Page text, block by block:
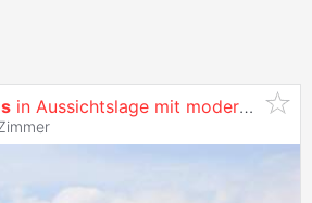
in Aussichtslage mit modernem Wohnkomfort